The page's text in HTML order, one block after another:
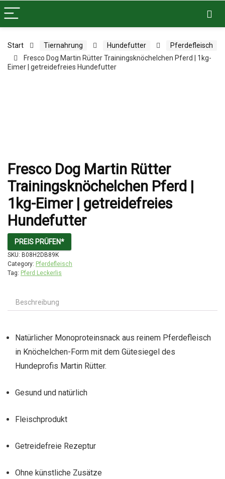
Start Tiernahrung Hundefutter
Pferdefleisch
Fresco Dog Martin Rütter Trainingsknöchelchen Pferd | 1kg-
Eimer | getreidefreies Hundefutter
Fresco Dog Martin Rütter
Trainingsknöchelchen Pferd |
1kg-Eimer | getreidefreies
Hundefutter
PREIS PRÜFEN*
SKU: B08H2DB89K
Category: Pferdefleisch
Tag: Pferd Leckerlis
Beschreibung
Natürlicher Monoproteinsnack aus reinem Pferdefleisch
in Knöchelchen-Form mit dem Gütesiegel des
Hundeprofis Martin Rütter.
Gesund und natürlich
Fleischprodukt
Getreidefreie Rezeptur
Ohne künstliche Zusätze